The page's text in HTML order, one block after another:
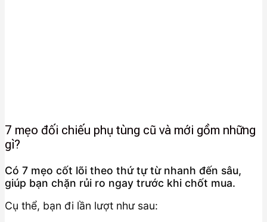
7 mẹo đối chiếu phụ tùng cũ và mới gồm những
gì?
Có 7 mẹo cốt lõi theo thứ tự từ nhanh đến sâu,
giúp bạn chặn rủi ro ngay trước khi chốt mua.
Cụ thể, bạn đi lần lượt như sau: